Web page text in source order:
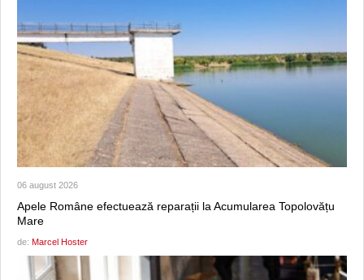
06 august 2026
Apele Române efectuează reparații la Acumularea Topolovățu
Mare
de: Marcel Hoster